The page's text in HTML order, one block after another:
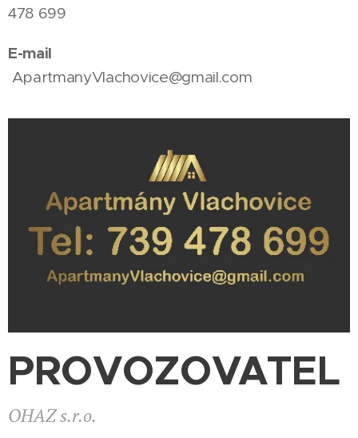
478 699
E-mail
ApartmanyVlachovice@gmail.com
PROVOZOVATEL
OHAZ s.r.o.